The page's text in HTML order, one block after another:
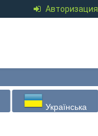
Авторизация
Українська